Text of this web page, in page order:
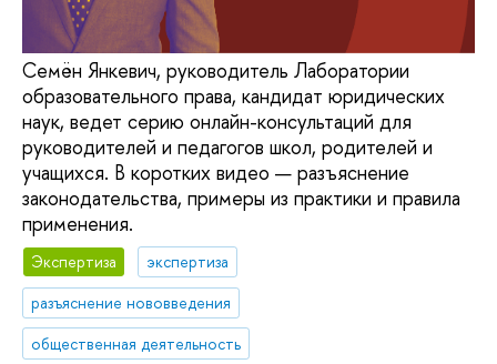
Семён Янкевич, руководитель Лаборатории
образовательного права, кандидат юридических
наук, ведет серию онлайн-консультаций для
руководителей и педагогов школ, родителей и
учащихся. В коротких видео — разъяснение
законодательства, примеры из практики и правила
применения.
Экспертиза
экспертиза
разъяснение нововведения
общественная деятельность